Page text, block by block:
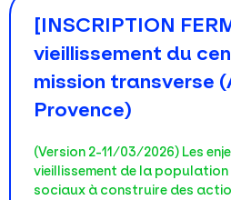
[INSCRIPTION FERMÉE] Le projet
vieillissement du
mission transverse
Provence)
(version 2-11/03/2026) Les enjeux liés au
vieillissement de la population
sociaux à construire des